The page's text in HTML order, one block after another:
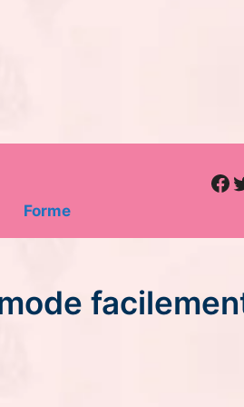
Forme